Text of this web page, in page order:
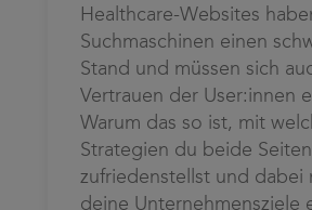
Healthcare-Websites
Suchmaschinen einen
Stand und müssen sich
Vertrauen der User:innen
Warum das so ist, mit
Strategien du beide Seiten
zufriedenstellst und dabei
deine Unternehmensziele